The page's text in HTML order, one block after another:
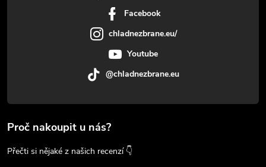
Facebook
chladnezbrane.eu/
Youtube
@chladnezbrane.eu
Proč nakoupit u nás?
Přečti si nějaké z našich recenzí 👇